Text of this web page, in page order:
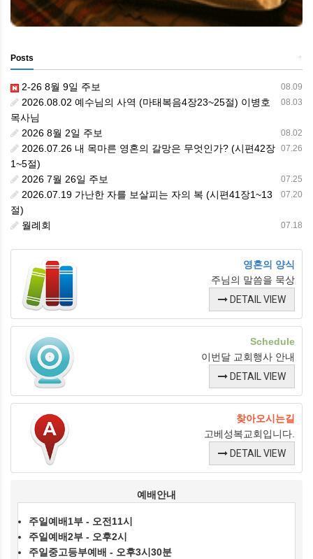
+
Posts
08.09
2-26 8월 9일 주보
08.03
2026.08.02 예수님의 사역 (마태복음4장23~25절) 이병호
목사님
08.02
2026 8월 2일 주보
07.26
2026.07.26 내 목마른 영혼의 갈망은 무엇인가? (시편42장
1~5절)
07.25
2026 7월 26일 주보
07.20
2026.07.19 가난한 자를 보살피는 자의 복 (시편41장1~13
절)
07.18
월례회
영혼의 양식
주님의 말씀을 묵상
DETAIL VIEW
Schedule
이번달 교회행사 안내
DETAIL VIEW
찾아오시는길
고베성복교회입니다.
DETAIL VIEW
예배안내
주일예배1부 - 오전11시
주일예배2부 - 오후2시
주일중고등부예배 - 오후3시30분